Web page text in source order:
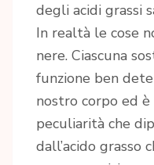
degli acidi grassi
In realtà le cose
nere. Ciascuna
funzione ben
nostro corpo ed
peculiarità che
dall’acido grasso